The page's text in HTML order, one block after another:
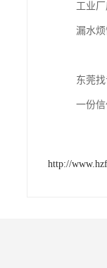
工业
漏水
东莞
一份
http://